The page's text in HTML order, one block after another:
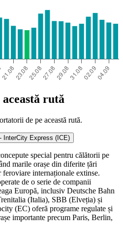
rută
de pe această rută.
InterCity Express (ICE)
special pentru călătorii pe
marile orașe din diferite țări
internaționale extinse.
de o serie de companii
Europă, inclusiv Deutsche Bahn
(Italia), SBB (Elveția) și
(EC) oferă programe regulate și
importante precum Paris, Berlin,